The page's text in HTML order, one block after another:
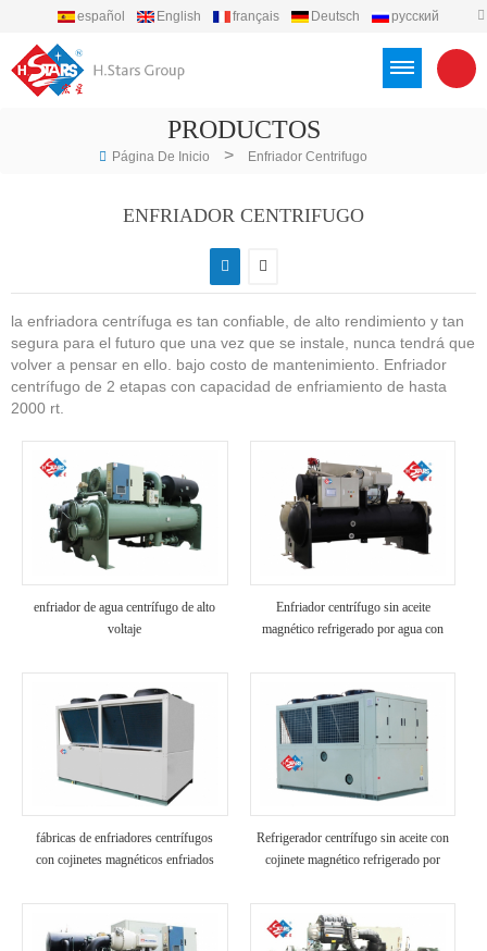
español English français Deutsch
русский
PRODUCTOS
Página De Inicio > Enfriador Centrifugo
ENFRIADOR CENTRIFUGO
la enfriadora centrífuga es tan confiable, de alto rendimiento y tan
segura para el futuro que una vez que se instale, nunca tendrá que
volver a pensar en ello. bajo costo de mantenimiento. Enfriador
centrífugo de 2 etapas con capacidad de enfriamiento de hasta
2000 rt.
enfriador de agua centrífugo de alto
voltaje
Enfriador centrífugo sin aceite
magnético refrigerado por agua con
fábricas de enfriadores centrífugos
con cojinetes magnéticos enfriados
Refrigerador centrífugo sin aceite con
cojinete magnético refrigerado por